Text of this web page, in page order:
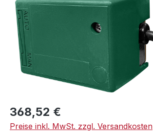
Regulärer Preis:
368,52 €
Preise inkl. MwSt. zzgl. Versandkosten